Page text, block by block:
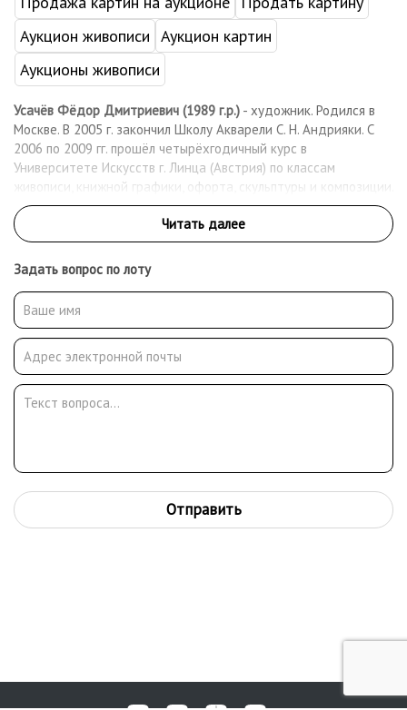
Аукцион живописи Аукцион картин
Аукционы живописи
Усачёв Фёдор Дмитриевич (1989 г.р.) - художник. Родился в
Москве. В 2005 г. закончил Школу Акварели С. Н. Андрияки. С
2006 по 2009 гг. прошёл четырёхгодичный курс в
Университете Искусств г. Линца (Австрия) по классам
живописи, книжной графики, офорта, скульптуры и композиции.
Член Международного художественного фонда.
Участник выставок:
2005 – ЦВЗ «Манеж», 2009 – МВЗ «Новый Манеж», 2010 – Дом
Кино, выставка-конкурс им. В. Попкова, 2010 – выст. зал МХФ,
выставка «Женские образы».
2011 – музей А. С. Пушкина, выст. «Москва – город мира», 2012
– г. Сергиев Посад,
Дворец Ю. Гагарина, выст., посвящ. 700-летию казачества.
Персональные выставки:
1999 – на Рождественской ярмарке г. Линца (Австрия), 2007,
2009 – галерея «Крылатский орнамент», 2008 – в фойе
Райффайзенбанка (Вальдхаузен, Австрия), 2010 – выст. зал
Розанова (г. Сергиев Посад).
Работы художника в частных коллекциях, в России и за
рубежом: Англия, Австрия, Италия, Китай.
Задать вопрос по лоту
Отправить